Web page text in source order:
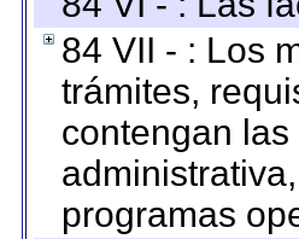
84 VII - : Los
trámites,
contengan
programas